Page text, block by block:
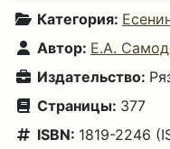
Категория:
Автор: Е.А.
Издательство:
Страницы: 377
ISBN: 1819-2246